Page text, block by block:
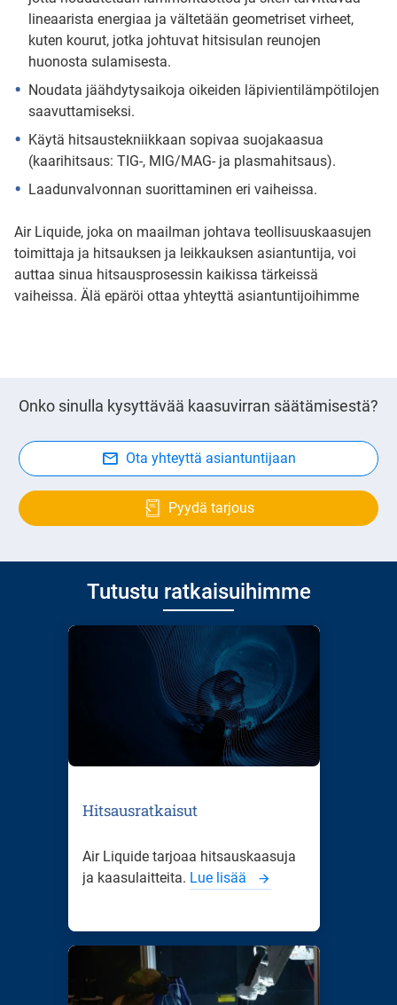
lineaarista energiaa ja vältetään geometriset virheet,
kuten kourut, jotka johtuvat hitsisulan reunojen
huonosta sulamisesta.
Noudata jäähdytysaikoja oikeiden läpivientilämpötilojen
saavuttamiseksi.
Käytä hitsaustekniikkaan sopivaa suojakaasua
(kaarihitsaus: TIG-, MIG/MAG- ja plasmahitsaus).
Laadunvalvonnan suorittaminen eri vaiheissa.
Air Liquide, joka on maailman johtava teollisuuskaasujen
toimittaja ja hitsauksen ja leikkauksen asiantuntija, voi
auttaa sinua hitsausprosessin kaikissa tärkeissä
vaiheissa. Älä epäröi ottaa yhteyttä asiantuntijoihimme
Onko sinulla kysyttävää kaasuvirran säätämisestä?
Ota yhteyttä asiantuntijaan
Pyydä tarjous
Tutustu ratkaisuihimme
Hitsausratkaisut
Air Liquide tarjoaa hitsauskaasuja
ja kaasulaitteita. Lue lisää